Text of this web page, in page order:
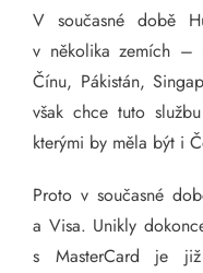
V současné době
v několika zemích –
Čínu, Pákistán,
však chce tuto
kterými by měla být i
Proto v současné
a Visa. Unikly
s MasterCard je